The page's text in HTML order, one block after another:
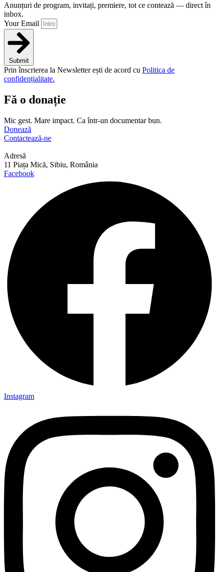
Anunțuri de program, invitați, premiere, tot ce contează — direct în
inbox.
Your Email
Submit
Prin înscrierea la Newsletter ești de acord cu Politica de
confidențialitate.
Fă o donație
Mic gest. Mare impact. Ca într-un documentar bun.
Donează
Contactează-ne
Adresă
11 Piața Mică, Sibiu, România
Facebook
Instagram